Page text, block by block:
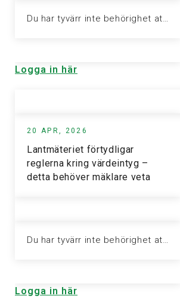
Logga in här
20 APR, 2026
Lantmäteriet förtydligar
reglerna kring värdeintyg –
detta behöver mäklare veta
Du har tyvärr inte behörighet att visa denna sida. Vänligen logga in för att ta del av informationen.
Logga in här